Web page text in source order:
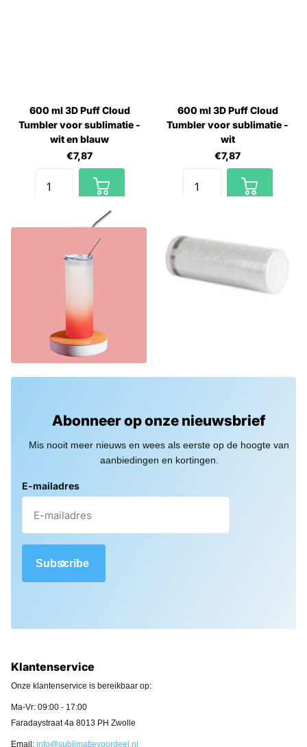
600 ml 3D Puff Cloud
Tumbler voor sublimatie -
wit en blauw
€7,87
600 ml 3D Puff Cloud
Tumbler voor sublimatie -
wit
€7,87
Personaliseer kleurrijke
tumblers met je eigen
ontwerpen. Ideaal voor
opvallende, praktische
geschenken en accessoires
Abonneer op onze nieuwsbrief
Mis nooit meer nieuws en wees als eerste op de hoogte van
aanbiedingen en kortingen.
E-mailadres
Subscribe
Klantenservice
Onze klantenservice is bereikbaar op:
Ma-Vr: 09:00 - 17:00
Faradaystraat 4a 8013 PH Zwolle
Email: info@sublimatievoordeel.nl